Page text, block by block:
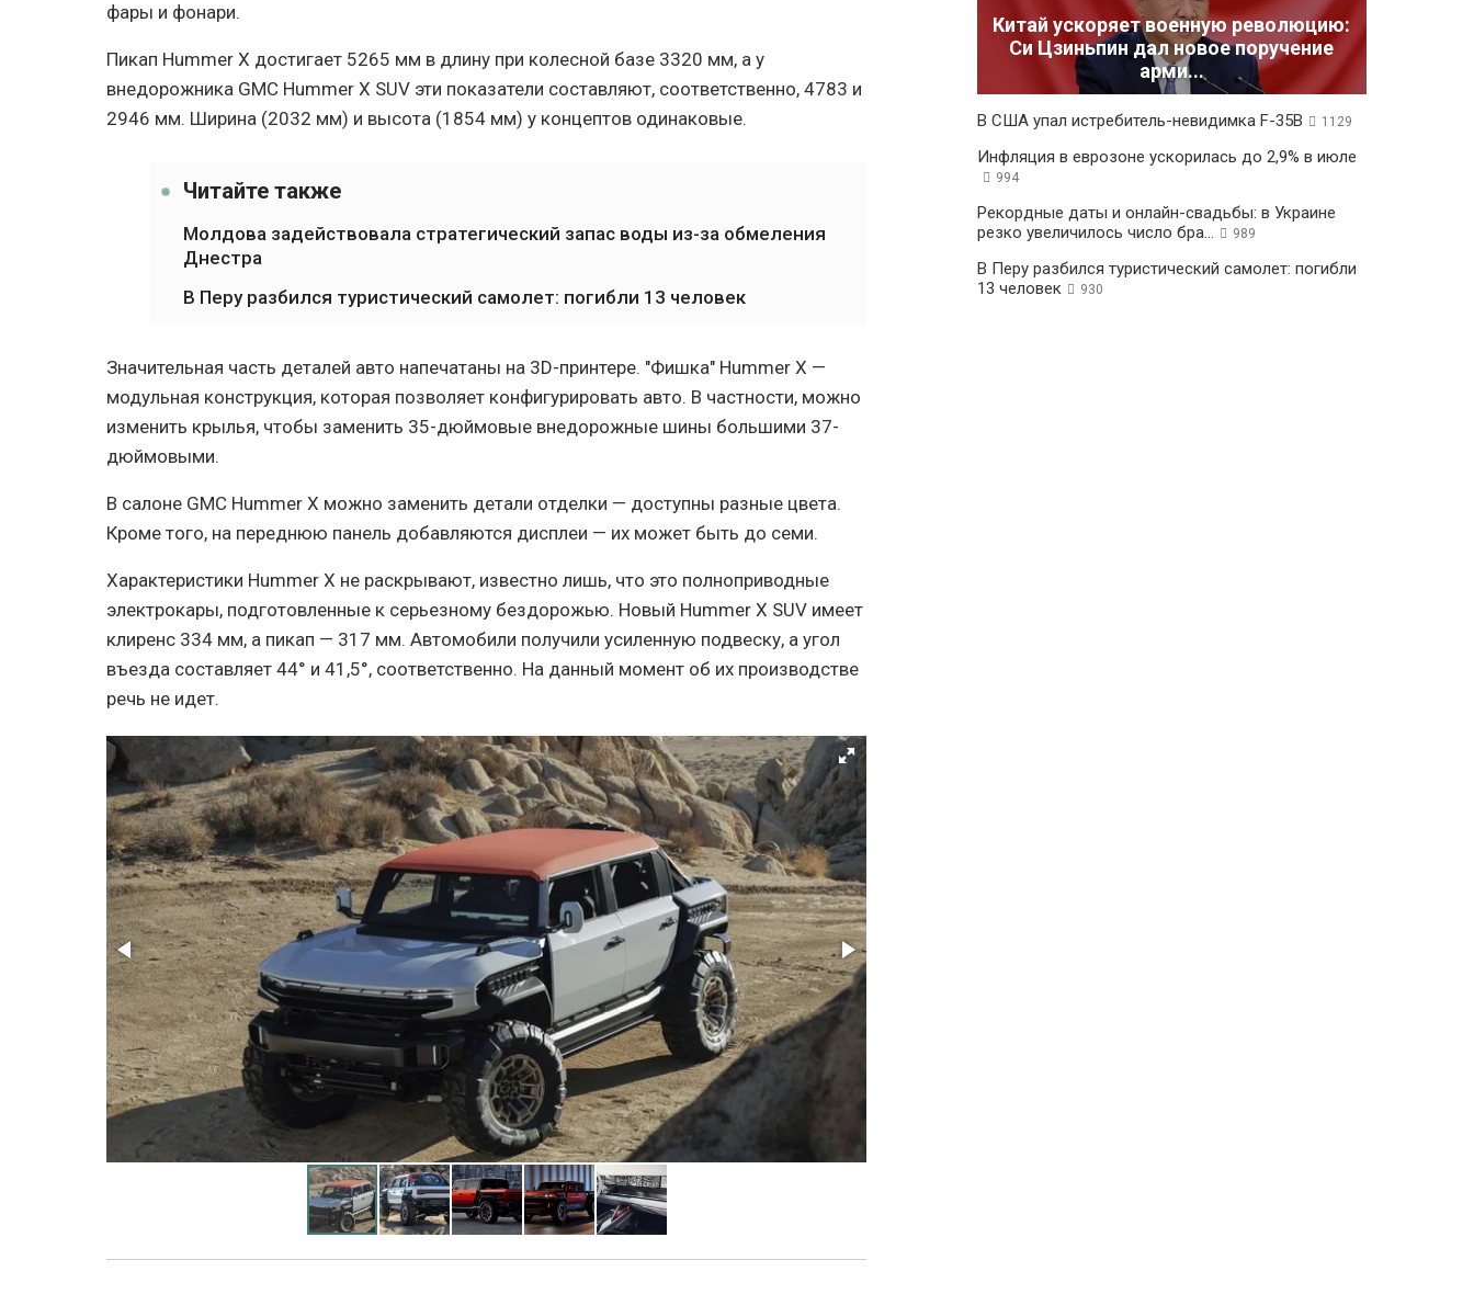
фары и фонари.
Пикап Hummer X достигает 5265 мм в длину при колесной базе 3320 мм, а у
внедорожника GMC Hummer X SUV эти показатели составляют, соответственно, 4783 и
2946 мм. Ширина (2032 мм) и высота (1854 мм) у концептов одинаковые.
Читайте также
Молдова задействовала стратегический запас воды из-за обмеления
Днестра
В Перу разбился туристический самолет: погибли 13 человек
Значительная часть деталей авто напечатаны на 3D-принтере. "Фишка" Hummer X —
модульная конструкция, которая позволяет конфигурировать авто. В частности, можно
изменить крылья, чтобы заменить 35-дюймовые внедорожные шины большими 37-
дюймовыми.
В салоне GMC Hummer X можно заменить детали отделки — доступны разные цвета.
Кроме того, на переднюю панель добавляются дисплеи — их может быть до семи.
Характеристики Hummer X не раскрывают, известно лишь, что это полноприводные
электрокары, подготовленные к серьезному бездорожью. Новый Hummer X SUV имеет
клиренс 334 мм, а пикап — 317 мм. Автомобили получили усиленную подвеску, а угол
въезда составляет 44° и 41,5°, соответственно. На данный момент об их производстве
речь не идет.
Китай ускоряет военную революцию:
Си Цзиньпин дал новое поручение
арми...
В США упал истребитель-невидимка F-35B 1129
Инфляция в еврозоне ускорилась до 2,9% в июле
994
Рекордные даты и онлайн-свадьбы: в Украине
резко увеличилось число бра...
989
В Перу разбился туристический самолет: погибли
13 человек
930